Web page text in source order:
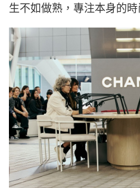
生不如做熟，專注本身的時